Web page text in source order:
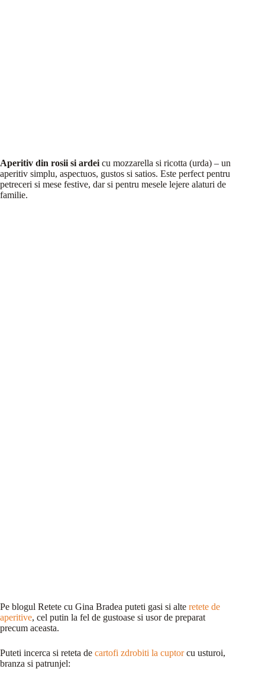
Aperitiv din rosii si ardei cu mozzarella si ricotta (urda) – un
aperitiv simplu, aspectuos, gustos si satios. Este perfect pentru
petreceri si mese festive, dar si pentru mesele lejere alaturi de
familie.
Pe blogul Retete cu Gina Bradea puteti gasi si alte retete de
aperitive, cel putin la fel de gustoase si usor de preparat
precum aceasta.
Puteti incerca si reteta de cartofi zdrobiti la cuptorcu usturoi,
branza si patrunjel: